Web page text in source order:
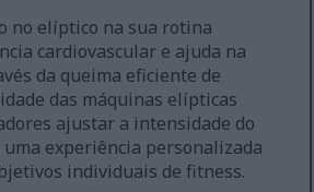
no elíptico na sua rotina
cardiovascular e ajuda na
da queima eficiente de
das máquinas elípticas
ajustar a intensidade do
experiência personalizada
individuais de fitness.